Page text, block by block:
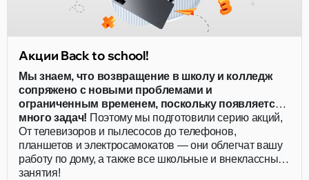
Акции Back to school!
Мы знаем, что возвращение в школу и колледж
сопряжено с новыми проблемами и
ограниченным временем, поскольку появляется
много задач! Поэтому мы подготовили серию акций,
действующих для всей семьи!
От телевизоров и пылесосов до телефонов,
планшетов и электросамокатов — они облегчат вашу
работу по дому, а также все школьные и внеклассные
занятия!